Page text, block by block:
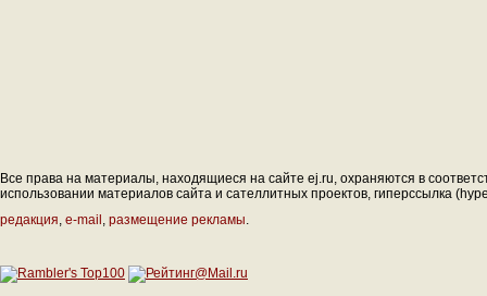
Все права на материалы, находящиеся на сайте ej.ru, охраняются в
использовании материалов сайта и сателлитных проектов, гиперссылка
редакция, e-mail , размещение рекламы.